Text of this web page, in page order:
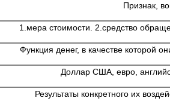
Признак,
1.мера стоимости. 2.средство
Функция денег, в качестве которой
Доллар США, евро,
Результаты конкретного их